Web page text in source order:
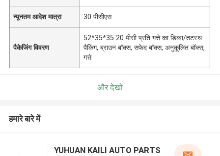
न्यूनतम आदेश मात्रा 30 पीसीएस
पैकेजिंग विवरण
52*35*35 20 पीसी प्रति गत्ते का डिब्बा/तटस्थ
पैकिंग, ब्राउन बॉक्स, सफेद बॉक्स, अनुकूलित बॉक्स,
गत्ते
और देखो
हमारे बारे में
YUHUAN KAILI AUTO PARTS